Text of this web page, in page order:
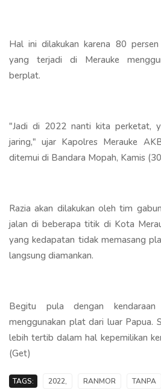
Hal ini dilakukan karena 80
yang terjadi di Merauke
berplat.
"Jadi di 2022 nanti kita perketat,
jaring," ujar Kapolres Merauke
ditemui di Bandara Mopah, Kamis
Razia akan dilakukan oleh tim
jalan di beberapa titik di Kota
yang kedapatan tidak memasang
langsung diamankan.
Begitu pula dengan
menggunakan plat dari luar Papua.
lebih tertib dalam hal kepemilikan
(Get)
TAGS: 2022, RANMOR TANPA